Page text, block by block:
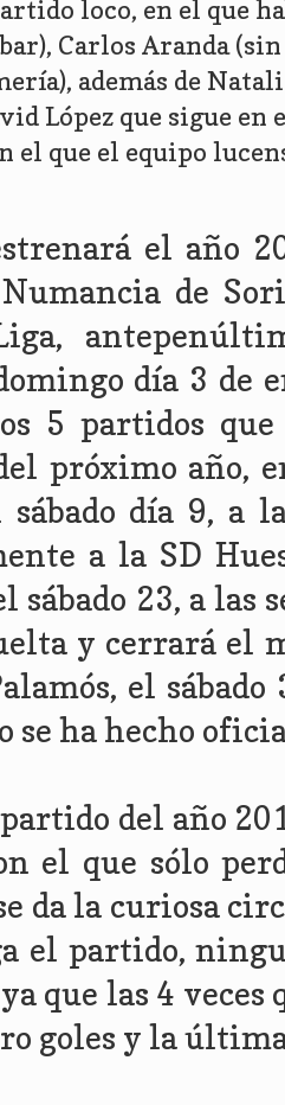
loco, en el que
Carlos Aranda
además de
López que sigue en
el que el equipo
el año
de
día 3 de
5 partidos
próximo año,
sábado día 9, a
a la SD
sábado 23, a
y cerrará el
el
se ha hecho
del año
el que sólo
da la curiosa
el partido,
que las 4
goles y la